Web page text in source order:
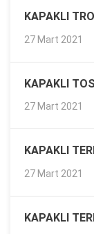
KAPAKLI
27 Mart 2021
KAPAKLI
27 Mart 2021
KAPAKLI
27 Mart 2021
KAPAKLI